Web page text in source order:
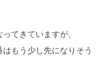
てきていますが、
もう少し先になりそう